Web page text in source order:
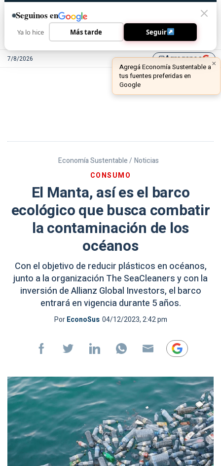
7/8/2026 library_addAgreganos
Economía Sustentable / Noticias
CONSUMO
El Manta, así es el barco
ecológico que busca combatir
la contaminación de los
océanos
Con el objetivo de reducir plásticos en océanos,
junto a la organización The SeaCleaners y con la
inversión de Allianz Global Investors, el barco
entrará en vigencia durante 5 años.
PorEconoSus 04/12/2023, 2:42 pm
Seguinos en
Ya lo hice Más tarde Seguir